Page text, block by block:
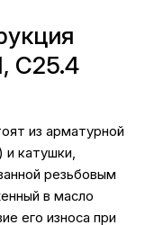
C25.4
из арматурной
и катушки,
резьбовым
в масло
его износа при